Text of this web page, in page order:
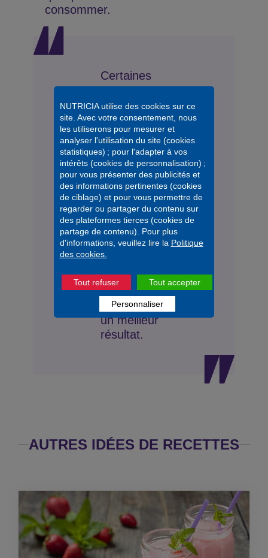
consommer.
Certaines
recettes
nécessitent
de chauffer
vos
compléments
nutritionnels
oraux.
Veillez à ne
pas les
porter à
ébullition et
à bien
suivre les
indications
sur chaque
recette pour
un meilleur
résultat.
AUTRES IDÉES DE RECETTES
NUTRICIA utilise des cookies sur ce
site. Avec votre consentement, nous
les utiliserons pour mesurer et
analyser l'utilisation du site (cookies
statistiques) ; pour l'adapter à vos
intérêts (cookies de personnalisation) ;
pour vous présenter des publicités et
des informations pertinentes (cookies
de ciblage) et pour vous permettre de
regarder ou partager du contenu sur
des plateformes tierces (cookies de
partage de contenu). Pour plus
d'informations, veuillez lire la Politique
des cookies.
Tout refuser Tout accepter
Personnaliser